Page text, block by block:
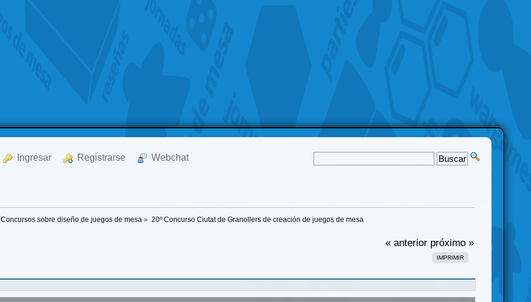
Ingresar Registrarse Webchat
Concursos sobre diseño de juegos de mesa » 20º Concurso Ciutat de Granollers de creación de juegos de mesa
« anterior próximo »
IMPRIMIR